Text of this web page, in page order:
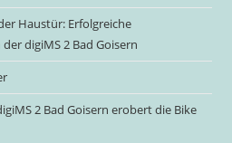
Haustür: Erfolgreiche
digiMS 2 Bad Goisern
2 Bad Goisern erobert die Bike